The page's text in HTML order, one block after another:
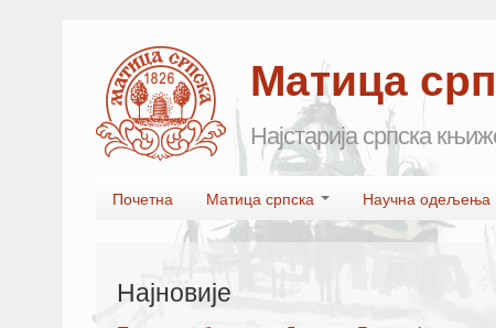
Матица
Најстарија српска
Main menu
Почетна Матица српска Научна одељења
Најновије